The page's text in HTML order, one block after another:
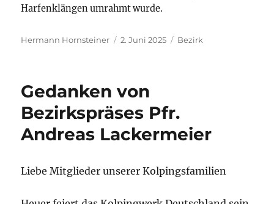
Harfenklängen umrahmt wurde.
Autor
Hermann Hornsteiner
Veröffentlicht
2. Juni 2025 Kategorien
Bezirk
Gedanken von
Bezirkspräses Pfr.
Andreas Lackermeier
Liebe Mitglieder unserer Kolpingsfamilien